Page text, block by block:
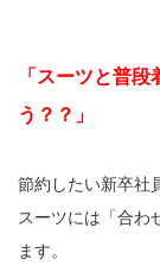
「スーツと普
う？？」
節約したい新卒社
スーツには「合わ
ます。